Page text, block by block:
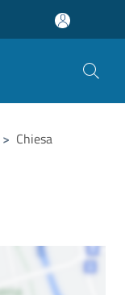
> Chiesa